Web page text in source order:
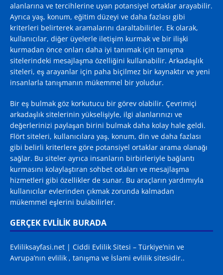
alanlarına ve tercihlerine uyan potansiyel ortaklar arayabilir.
Ayrıca yaş, konum, eğitim düzeyi ve daha fazlası gibi
kriterleri belirterek aramalarını daraltabilirler. Ek olarak,
kullanıcılar, diğer üyelerle iletişim kurmak ve bir ilişki
kurmadan önce onları daha iyi tanımak için tanışma
sitelerindeki mesajlaşma özelliğini kullanabilir. Arkadaşlık
siteleri, eş arayanlar için paha biçilmez bir kaynaktır ve yeni
insanlarla tanışmanın mükemmel bir yoludur.
Bir eş bulmak göz korkutucu bir görev olabilir. Çevrimiçi
arkadaşlık sitelerinin yükselişiyle, ilgi alanlarınızı ve
değerlerinizi paylaşan birini bulmak daha kolay hale geldi.
Flört siteleri, kullanıcılara yaş, konum, din ve daha fazlası
gibi belirli kriterlere göre potansiyel ortaklar arama olanağı
sağlar. Bu siteler ayrıca insanların birbirleriyle bağlantı
kurmasını kolaylaştıran sohbet odaları ve mesajlaşma
hizmetleri gibi özellikler de sunar. Bu araçların yardımıyla
kullanıcılar evlerinden çıkmak zorunda kalmadan
mükemmel eşlerini bulabilirler.
GERÇEK EVLİLİK BURADA
Evliliksayfasi.net | Ciddi Evlilik Sitesi – Türkiye’nin ve
Avrupa’nın evlilik , tanışma ve İslami evlilik sitesidir..